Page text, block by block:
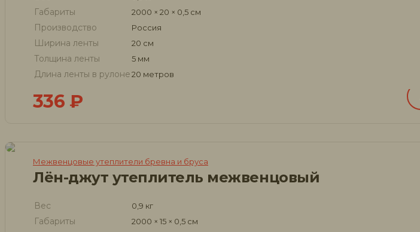
Габариты 2000 × 20 × 0,5 см
Производство Россия
Ширина ленты 20 см
Толщина ленты 5 мм
Длина ленты в рулоне20 метров
336 ₽
Межвенцовые утеплители бревна и бруса
Лён-джут утеплитель межвенцовый
Вес 0,9 кг
Габариты 2000 × 15 × 0,5 см